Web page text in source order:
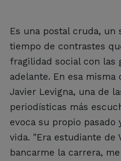
Es una postal cruda, un
tiempo de contrastes
fragilidad social con las
adelante. En esa misma
Javier Levigna, una de
periodísticas más
evoca su propio pasado
vida. "Era estudiante de
bancarme la carrera,